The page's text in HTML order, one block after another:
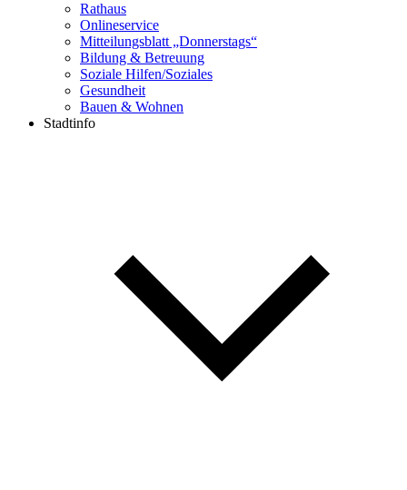
Rathaus
Onlineservice
Mitteilungsblatt „Donnerstags“
Bildung & Betreuung
Soziale Hilfen/Soziales
Gesundheit
Bauen & Wohnen
Stadtinfo